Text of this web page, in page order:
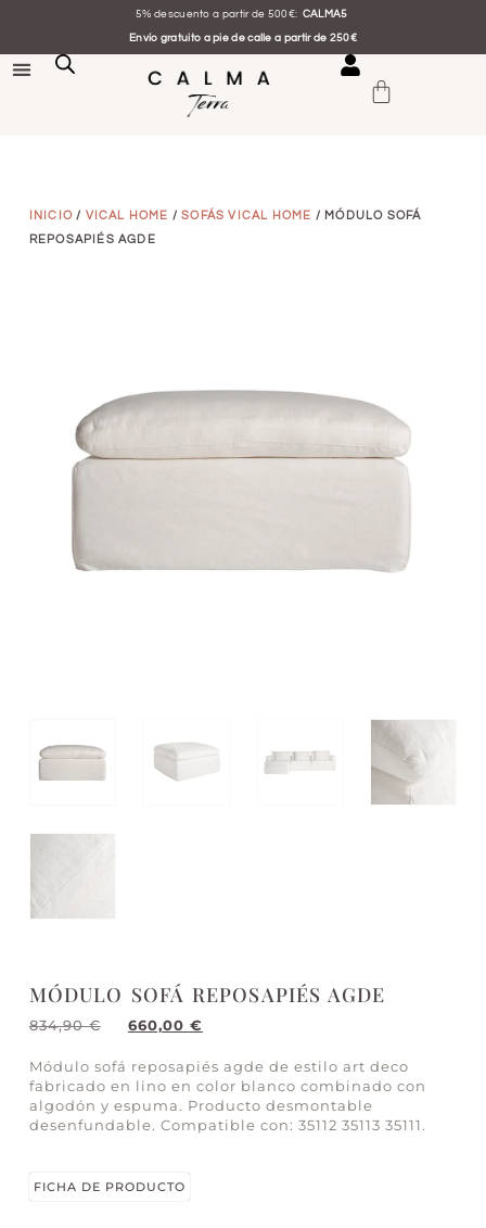
5% descuento a partir de 500€: CALMA5
Envío gratuito a pie de calle a partir de 250€
INICIO / VICAL HOME /SOFÁS VICAL HOME / MÓDULO SOFÁ
REPOSAPIÉS AGDE
MÓDULO SOFÁ REPOSAPIÉS AGDE
834,90€ 660,00 €
Módulo sofá reposapiés agde de estilo art deco
fabricado en lino en color blanco combinado con
algodón y espuma. Producto desmontable
desenfundable. Compatible con: 35112 35113 35111.
FICHA DE PRODUCTO